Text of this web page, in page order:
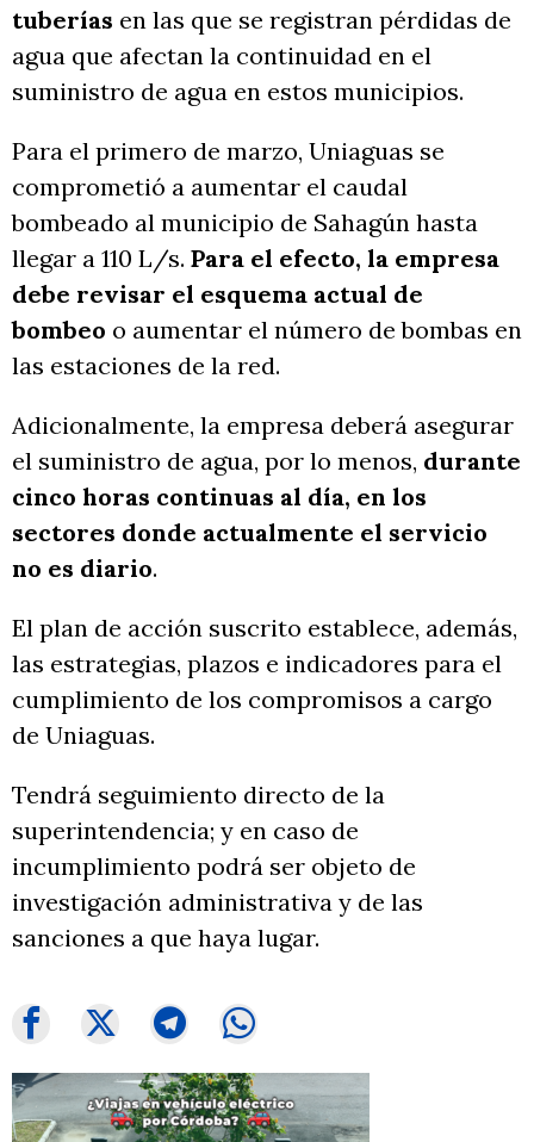
tuberías en las que se registran pérdidas de
agua que afectan la continuidad en el
suministro de agua en estos municipios.
Para el primero de marzo, Uniaguas se
comprometió a aumentar el caudal
bombeado al municipio de Sahagún hasta
llegar a 110 L/s. Para el efecto, la empresa
debe revisar el esquema actual de
bombeo o aumentar el número de bombas en
las estaciones de la red.
Adicionalmente, la empresa deberá asegurar
el suministro de agua, por lo menos, durante
cinco horas continuas al día, en los
sectores donde actualmente el servicio
no es diario.
El plan de acción suscrito establece, además,
las estrategias, plazos e indicadores para el
cumplimiento de los compromisos a cargo
de Uniaguas.
Tendrá seguimiento directo de la
superintendencia; y en caso de
incumplimiento podrá ser objeto de
investigación administrativa y de las
sanciones a que haya lugar.